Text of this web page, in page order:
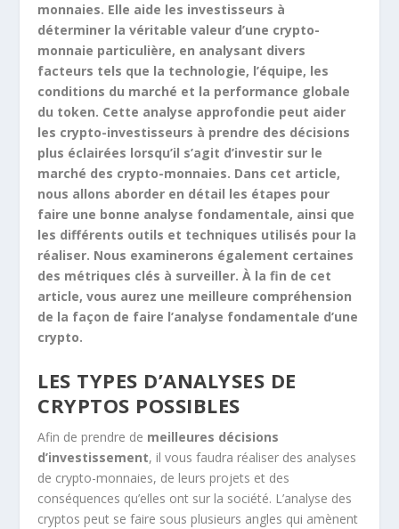
monnaies. Elle aide les investisseurs à
déterminer la véritable valeur d’une crypto-
monnaie particulière, en analysant divers
facteurs tels que la technologie, l’équipe, les
conditions du marché et la performance globale
du token. Cette analyse approfondie peut aider
les crypto-investisseurs à prendre des décisions
plus éclairées lorsqu’il s’agit d’investir sur le
marché des crypto-monnaies. Dans cet article,
nous allons aborder en détail les étapes pour
faire une bonne analyse fondamentale, ainsi que
les différents outils et techniques utilisés pour la
réaliser. Nous examinerons également certaines
des métriques clés à surveiller. À la fin de cet
article, vous aurez une meilleure compréhension
de la façon de faire l’analyse fondamentale d’une
crypto.
LES TYPES D’ANALYSES DE
CRYPTOS POSSIBLES
Afin de prendre de meilleures décisions
d’investissement, il vous faudra réaliser des analyses
de crypto-monnaies, de leurs projets et des
conséquences qu’elles ont sur la société. L’analyse des
cryptos peut se faire sous plusieurs angles qui amènent